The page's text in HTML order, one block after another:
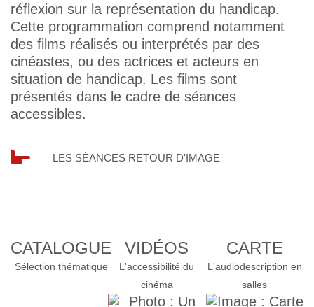
réflexion sur la représentation du handicap.
Cette programmation comprend notamment
des films réalisés ou interprétés par des
cinéastes, ou des actrices et acteurs en
situation de handicap. Les films sont
présentés dans le cadre de séances
accessibles.
LES SÉANCES RETOUR D'IMAGE
CATALOGUE
Sélection thématique
VIDÉOS
L'accessibilité du
cinéma
CARTE
L'audiodescription en
salles